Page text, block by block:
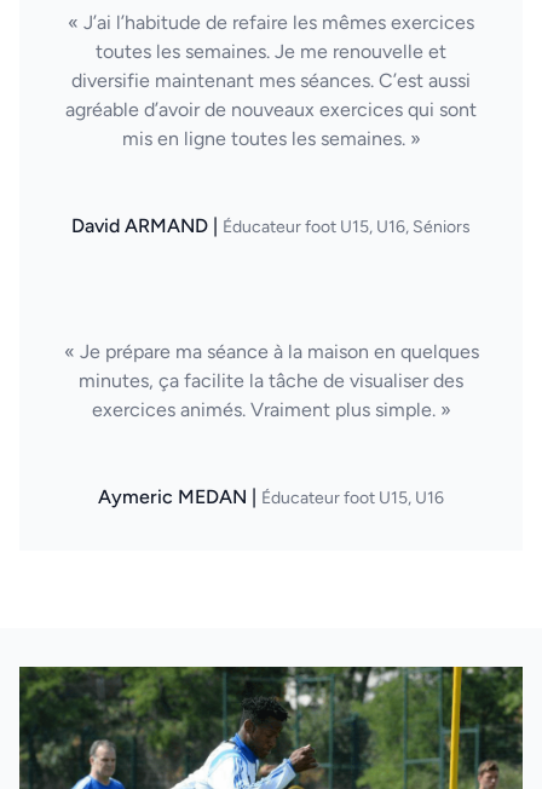
« J’ai l’habitude de refaire les mêmes exercices
toutes les semaines. Je me renouvelle et
diversifie maintenant mes séances. C’est aussi
agréable d’avoir de nouveaux exercices qui sont
mis en ligne toutes les semaines. »
David ARMAND | Éducateur foot U15, U16, Séniors
« Je prépare ma séance à la maison en quelques
minutes, ça facilite la tâche de visualiser des
exercices animés. Vraiment plus simple. »
Aymeric MEDAN | Éducateur foot U15, U16